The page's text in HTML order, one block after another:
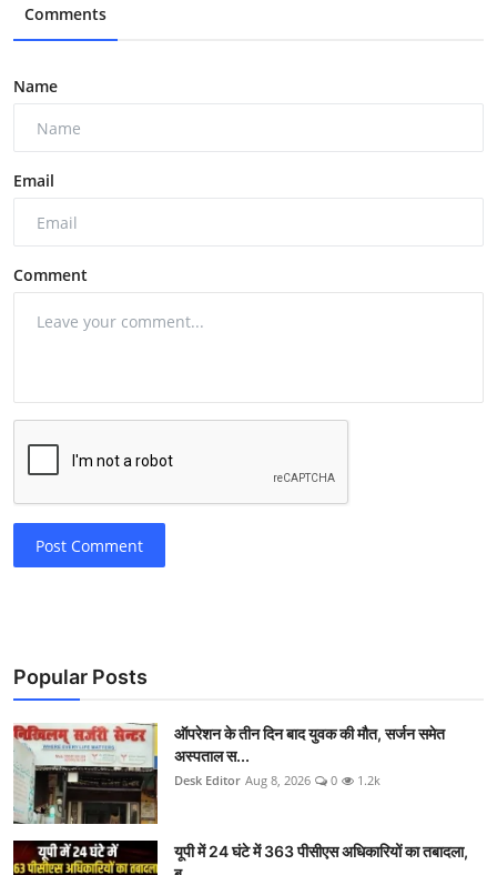
Comments
Name
Email
Comment
Post Comment
Popular Posts
ऑपरेशन के तीन दिन बाद युवक की मौत, सर्जन समेत
अस्पताल स...
Desk Editor Aug 8, 2026 0 1.2k
यूपी में 24 घंटे में 363 पीसीएस अधिकारियों का तबादला,